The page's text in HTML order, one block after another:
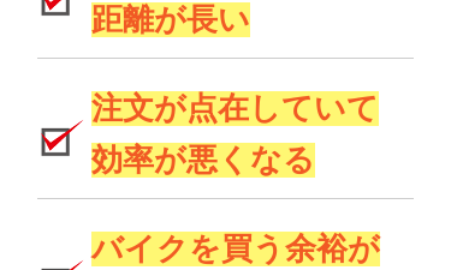
距離が長い
注文が点在していて
効率が悪くなる
バイクを買う余裕が